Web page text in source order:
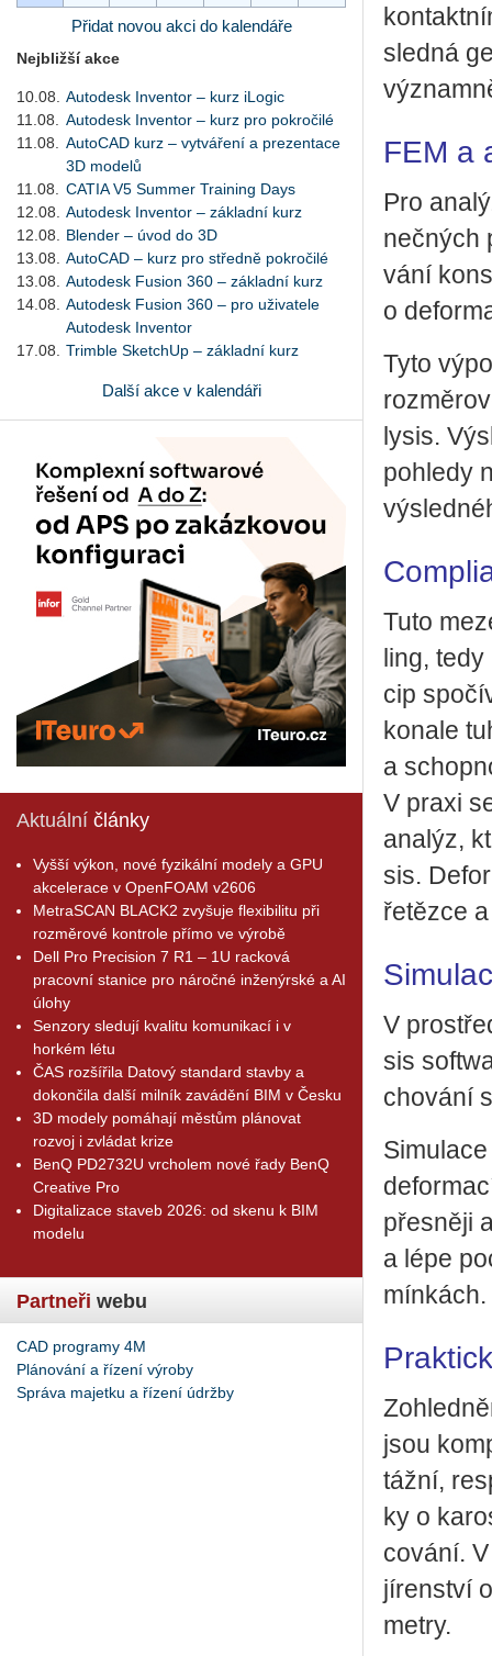
Přidat novou akci do kalendáře
Nejbližší akce
10.08.
Autodesk Inventor – kurz iLogic
11.08.
Autodesk Inventor – kurz pro pokročilé
11.08.
AutoCAD kurz – vytváření a prezentace
3D modelů
11.08.
CATIA V5 Summer Training Days
12.08.
Autodesk Inventor – základní kurz
12.08.
Blender – úvod do 3D
13.08.
AutoCAD – kurz pro středně pokročilé
13.08.
Autodesk Fusion 360 – základní kurz
14.08.
Autodesk Fusion 360 – pro uživatele
Autodesk Inventor
17.08.
Trimble SketchUp – základní kurz
Další akce v kalendáři
Aktuální články
Vyšší výkon, nové fyzikální modely a GPU
akcelerace v OpenFOAM v2606
MetraSCAN BLACK2 zvyšuje flexibilitu při
rozměrové kontrole přímo ve výrobě
Dell Pro Precision 7 R1 – 1U racková
pracovní stanice pro náročné inženýrské a AI
úlohy
Senzory sledují kvalitu komunikací i v
horkém létu
ČAS rozšířila Datový standard stavby a
dokončila další milník zavádění BIM v Česku
3D modely pomáhají městům plánovat
rozvoj i zvládat krize
BenQ PD2732U vrcholem nové řady BenQ
Creative Pro
Digitalizace staveb 2026: od skenu k BIM
modelu
Partneři webu
CAD programy 4M
Plánování a řízení výroby
Správa majetku a řízení údržby
sled­ná
FEM a
Pro
neč­ných
vá­ní
o
Tyto
ly­sis.
po­hle­dy
Tuto
ling,
cip
ko­na­le
a
V praxi
ana­lýz,
sis.
ře­těz­ce
V
sis
cho­vá­ní
přes­ně­ji
a lépe
mín­kách.
jsou
táž­ní,
ky o
co­vá­ní.
jí­ren­ství
me­t­ry.